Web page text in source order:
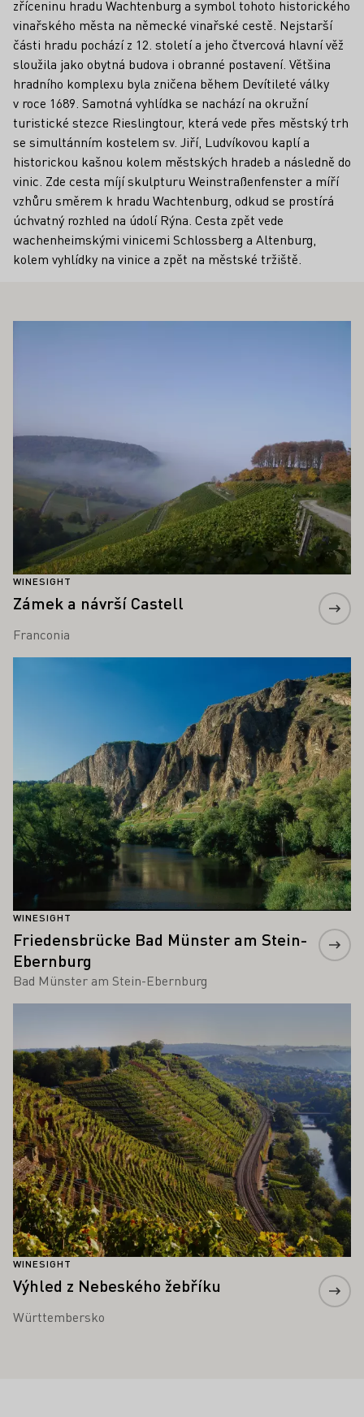
zříceninu hradu Wachtenburg a symbol tohoto historického
vinařského města na německé vinařské cestě. Nejstarší
části hradu pochází z 12. století a jeho čtvercová hlavní věž
sloužila jako obytná budova i obranné postavení. Většina
hradního komplexu byla zničena během Devítileté války
v roce 1689. Samotná vyhlídka se nachází na okružní
turistické stezce Rieslingtour, která vede přes městský trh
se simultánním kostelem sv. Jiří, Ludvíkovou kaplí a
historickou kašnou kolem městských hradeb a následně do
vinic. Zde cesta míjí skulpturu Weinstraßenfenster a míří
vzhůru směrem k hradu Wachtenburg, odkud se prostírá
úchvatný rozhled na údolí Rýna. Cesta zpět vede
wachenheimskými vinicemi Schlossberg a Altenburg,
kolem vyhlídky na vinice a zpět na městské tržiště.
ZAJÍMAT TAKÉ
WINESIGHT
Zámek a návrší Castell
Franconia
WINESIGHT
Friedensbrücke Bad Münster am Stein-
Ebernburg
Bad Münster am Stein-Ebernburg
WINESIGHT
Výhled z Nebeského žebříku
Württembersko